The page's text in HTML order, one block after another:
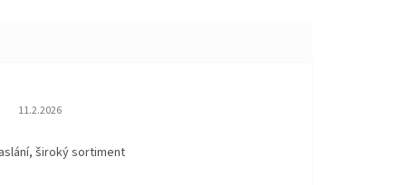
Hodnocení obchodu je 5 z 5 hvězdiček.
11.2.2026
široký sortiment